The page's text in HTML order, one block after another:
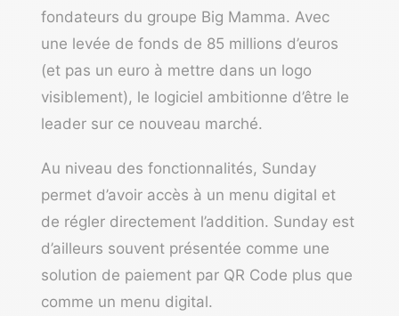
fondateurs du groupe Big Mamma. Avec
une levée de fonds de 85 millions d’euros
(et pas un euro à mettre dans un logo
visiblement), le logiciel ambitionne d’être le
leader sur ce nouveau marché.
Au niveau des fonctionnalités, Sunday
permet d’avoir accès à un menu digital et
de régler directement l’addition. Sunday est
d’ailleurs souvent présentée comme une
solution de paiement par QR Code plus que
comme un menu digital.